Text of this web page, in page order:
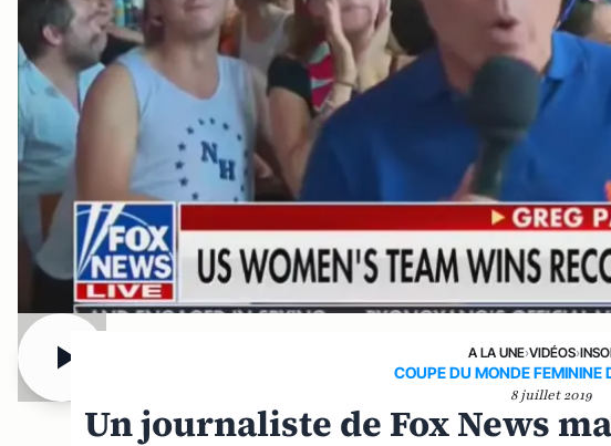
A LA UNE›VIDÉOS›
COUPE DU MONDE FEMININE
8 juillet 2019
Un journaliste de Fox News